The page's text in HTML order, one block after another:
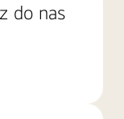
do nas